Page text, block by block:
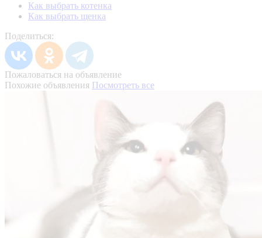
Как выбрать котенка
Как выбрать щенка
Поделиться:
Пожаловаться на объявление
Похожие объявления Посмотреть все